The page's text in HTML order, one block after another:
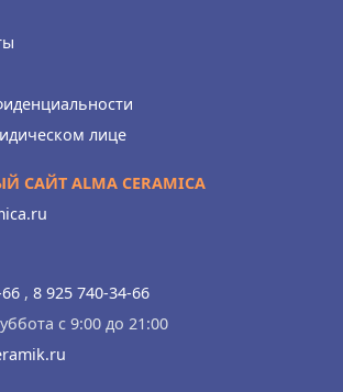
лице
ALMA CERAMICA
, 8 925 740-34-66
с 9:00 до 21:00